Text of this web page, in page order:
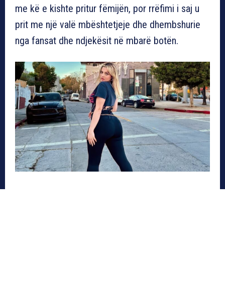
me kë e kishte pritur fëmijën, por rrëfimi i saj u
prit me një valë mbështetjeje dhe dhembshurie
nga fansat dhe ndjekësit në mbarë botën.